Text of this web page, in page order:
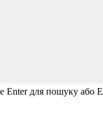
Enter для пошуку або